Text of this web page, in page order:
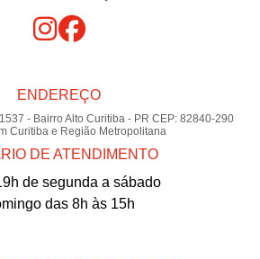
ENDEREÇO
- Bairro Alto Curitiba - PR CEP: 82840-290
Curitiba e Região Metropolitana
DE ATENDIMENTO
de segunda a sábado
das 8h às 15h